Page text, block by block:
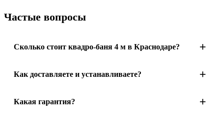
Частые вопросы
Сколько стоит квадро-баня 4 м в Краснодаре?
Как доставляете и устанавливаете?
Какая гарантия?